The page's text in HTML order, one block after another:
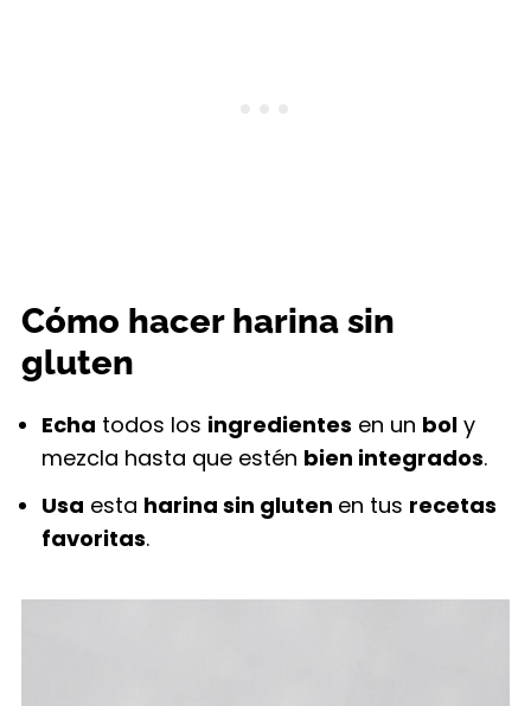
Cómo hacer harina sin
gluten
Echa todos los ingredientes en un boly
mezcla hasta que estén bien integrados.
Usa esta harina sin gluten en tus recetas
favoritas.